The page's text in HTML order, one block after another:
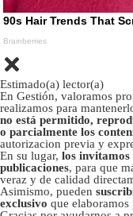
Estimado(a) lector(a)
En Gestión, valoramos
realizamos para
no está permitido,
o parcialmente los
autorizacion previa y
En su lugar, los invitamos
publicaciones, para que
veraz y de calidad
Asimismo, pueden
exclusivo que elaboramos